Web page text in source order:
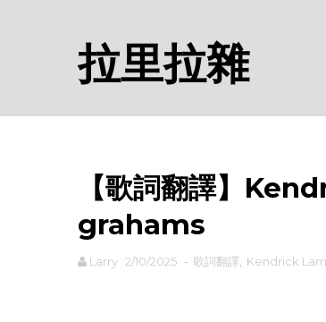
拉里拉雜
【歌詞翻譯】
grahams
Larry 2/10/2025 - 歌詞翻譯 Kendrick